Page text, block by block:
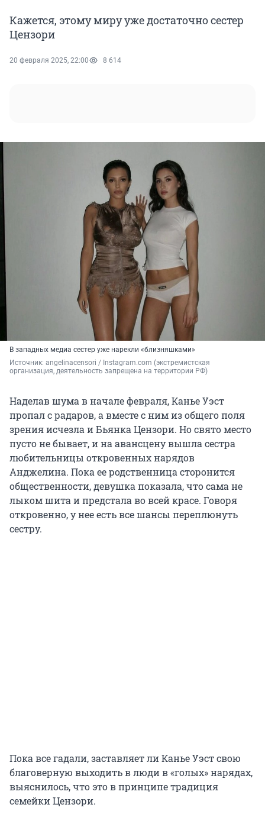
Кажется, этому миру уже достаточно сестер
Цензори
20 февраля 2025, 22:00 8 614
В западных медиа сестер уже нарекли «близняшками»
Источник: angelinacensori / Instagram.com (экстремистская
организация, деятельность запрещена на территории РФ)
Наделав шума в начале февраля, Канье Уэст
пропал с радаров, а вместе с ним из общего поля
зрения исчезла и Бьянка Цензори. Но свято место
пусто не бывает, и на авансцену вышла сестра
любительницы откровенных нарядов
Анджелина. Пока ее родственница сторонится
общественности, девушка показала, что сама не
лыком шита и предстала во всей красе. Говоря
откровенно, у нее есть все шансы переплюнуть
сестру.
Пока все гадали, заставляет ли Канье Уэст свою
благоверную выходить в люди в «голых» нарядах,
выяснилось, что это в принципе традиция
семейки Цензори.